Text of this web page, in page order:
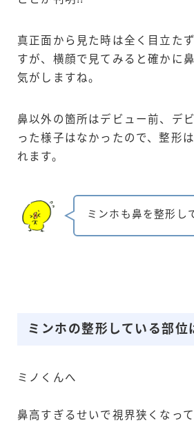
真正面から見た時は全く目立た
すが、横顔で見てみると確かに
気がしますね。
鼻以外の箇所はデビュー前、デ
った様子はなかったので、整形
れます。
ミンホも鼻を整形
ミンホの整形している部位
ミノくんへ
鼻高すぎるせいで視界狭くなっ